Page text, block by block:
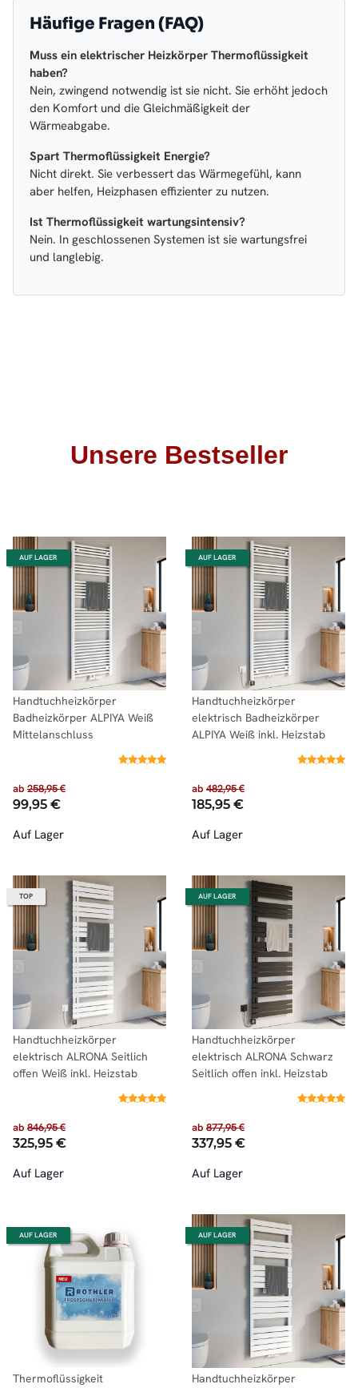
Häufige Fragen (FAQ)
Muss ein elektrischer Heizkörper Thermoflüssigkeit
haben?
Nein, zwingend notwendig ist sie nicht. Sie erhöht jedoch
den Komfort und die Gleichmäßigkeit der
Wärmeabgabe.
Spart Thermoflüssigkeit Energie?
Nicht direkt. Sie verbessert das Wärmegefühl, kann
aber helfen, Heizphasen effizienter zu nutzen.
Ist Thermoflüssigkeit wartungsintensiv?
Nein. In geschlossenen Systemen ist sie wartungsfrei
und langlebig.
Unsere Bestseller
AUF LAGER
Handtuchheizkörper
Badheizkörper ALPIYA Weiß
Mittelanschluss
ab 258,95 €
99,95 €
Auf Lager
AUF LAGER
Handtuchheizkörper
elektrisch Badheizkörper
ALPIYA Weiß inkl. Heizstab
ab 482,95 €
185,95 €
Auf Lager
TOP
Handtuchheizkörper
elektrisch ALRONA Seitlich
offen Weiß inkl. Heizstab
ab 846,95 €
325,95 €
Auf Lager
AUF LAGER
Handtuchheizkörper
elektrisch ALRONA Schwarz
Seitlich offen inkl. Heizstab
ab 877,95 €
337,95 €
Auf Lager
AUF LAGER
Thermoflüssigkeit
AUF LAGER
Handtuchheizkörper